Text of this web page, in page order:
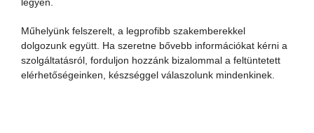
Műhelyünk felszerelt, a legprofibb szakemberekkel
dolgozunk együtt. Ha szeretne bővebb információkat kérni a
szolgáltatásról, forduljon hozzánk bizalommal a feltüntetett
elérhetőségeinken, készséggel válaszolunk mindenkinek.